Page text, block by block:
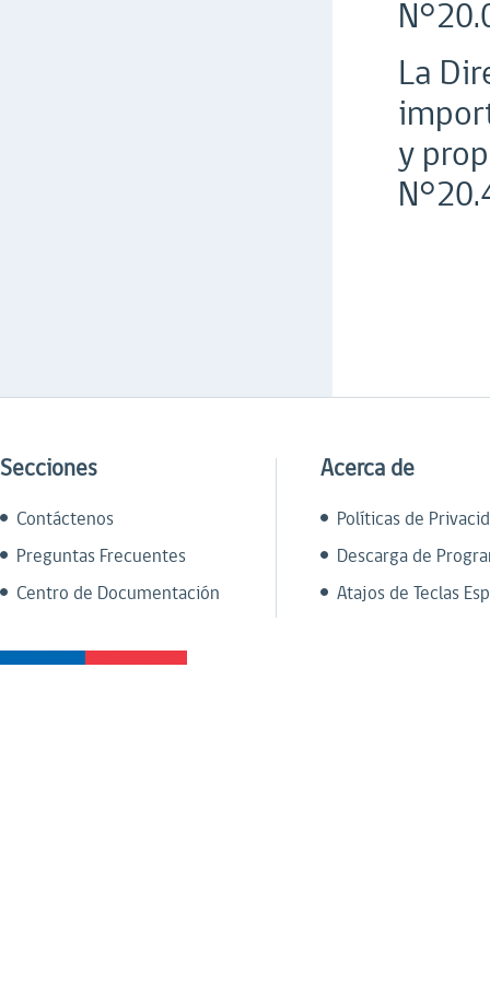
La
y
Secciones
Contáctenos
Preguntas Frecuentes
Centro de Documentación
Acerca de
Políticas de
Descarga de
Atajos de Teclas